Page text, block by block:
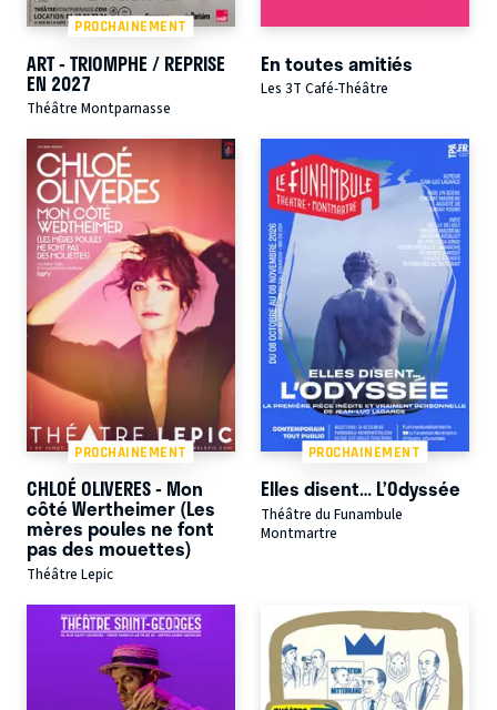
PROCHAINEMENT
ART - TRIOMPHE / REPRISE
EN 2027
Théâtre Montparnasse
En toutes amitiés
Les 3T Café-Théâtre
PROCHAINEMENT
CHLOÉ OLIVERES - Mon
côté Wertheimer (Les
mères poules ne font
pas des mouettes)
Théâtre Lepic
PROCHAINEMENT
Elles disent… L’Odyssée
Théâtre du Funambule
Montmartre